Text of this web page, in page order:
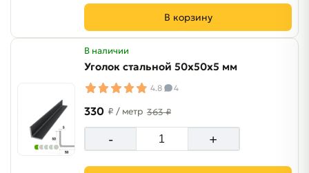
В корзину
В наличии
Уголок стальной 50х50х5 мм
4.8 4
330 ₽ / метр 363 ₽
- +